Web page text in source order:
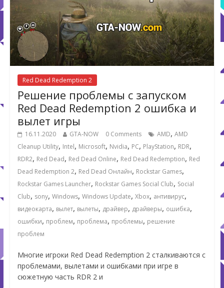
Red Dead Redemption 2
Решение проблемы с запуском
Red Dead Redemption 2 ошибка и
вылет игры
16.11.2020 GTA-NOW 0 Comments AMD, AMD
Cleanup Utility, Intel, Microsoft, Nvidia, PC, PlayStation, RDR,
RDR2, Red Dead, Red Dead Online, Red Dead Redemption, Red
Dead Redemption 2, Red Dead Онлайн, Rockstar Games,
Rockstar Games Launcher, Rockstar Games Social Club, Social
Club, sony, Windows, Windows Update, Xbox, антивирус,
видеокарта, вылет, вылеты, драйвер, драйверы, ошибка,
ошибки, проблем, проблема, проблемы, решение
проблем
Многие игроки Red Dead Redemption 2 сталкиваются с
проблемами, вылетами и ошибками при игре в
сюжетную часть RDR 2 и